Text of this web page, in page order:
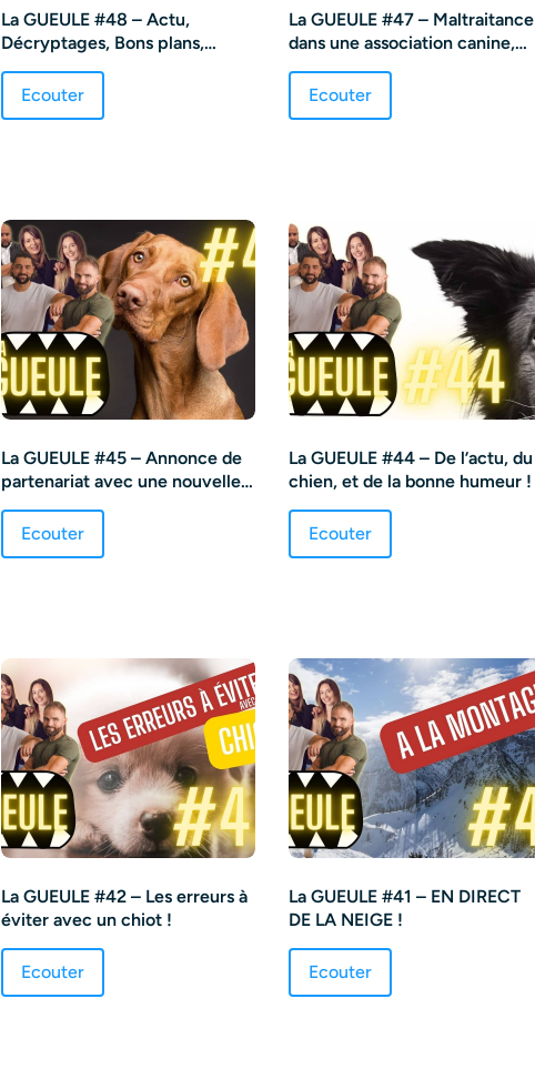
La GUEULE #48 – Actu,
Décryptages, Bons plans,
Ecouter
La GUEULE #47 – Maltraitance
dans une association canine,
Ecouter
La GUEULE #45 – Annonce de
partenariat avec une nouvelle
Ecouter
La GUEULE #44 – De l’actu, du
chien, et de la bonne humeur !
Ecouter
La GUEULE #42 – Les erreurs à
éviter avec un chiot !
Ecouter
La GUEULE #41 – EN DIRECT
DE LA NEIGE !
Ecouter